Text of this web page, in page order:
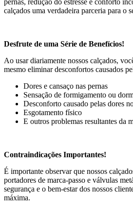
calçados uma verdadeira parceria para o
Desfrute de uma Série de Benefícios!
Ao usar diariamente nossos calçados,
mesmo eliminar desconfortos causados
Dores e cansaço nas pernas
Sensação de formigamento ou
Desconforto causado pelas dores
Esgotamento físico
E outros problemas resultantes da
Contraindicações Importantes!
É importante observar que nossos
portadores de marca-passo e válvulas
segurança e o bem-estar dos nossos
máxima.